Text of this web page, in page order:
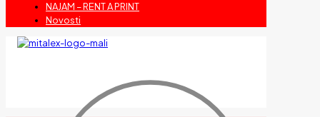
NAJAM – RENT A PRINT
Novosti